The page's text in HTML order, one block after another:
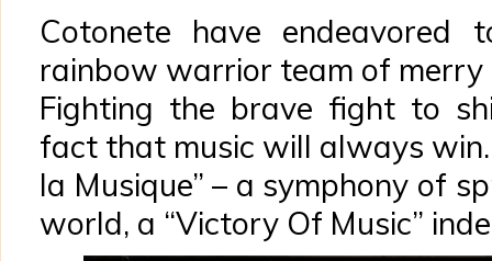
Cotonete have
rainbow warrior team of merry
Fighting the brave fight to
fact that music will always
la Musique” – a symphony of
world, a “Victory Of Music”